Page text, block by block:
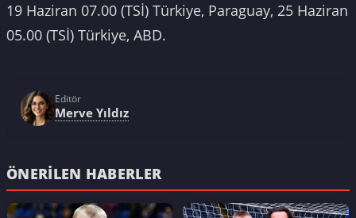
19 Haziran 07.00 (TSİ) Türkiye, Paraguay, 25 Haziran
05.00 (TSİ) Türkiye, ABD.
Editör
Merve Yıldız
ÖNERILEN HABERLER